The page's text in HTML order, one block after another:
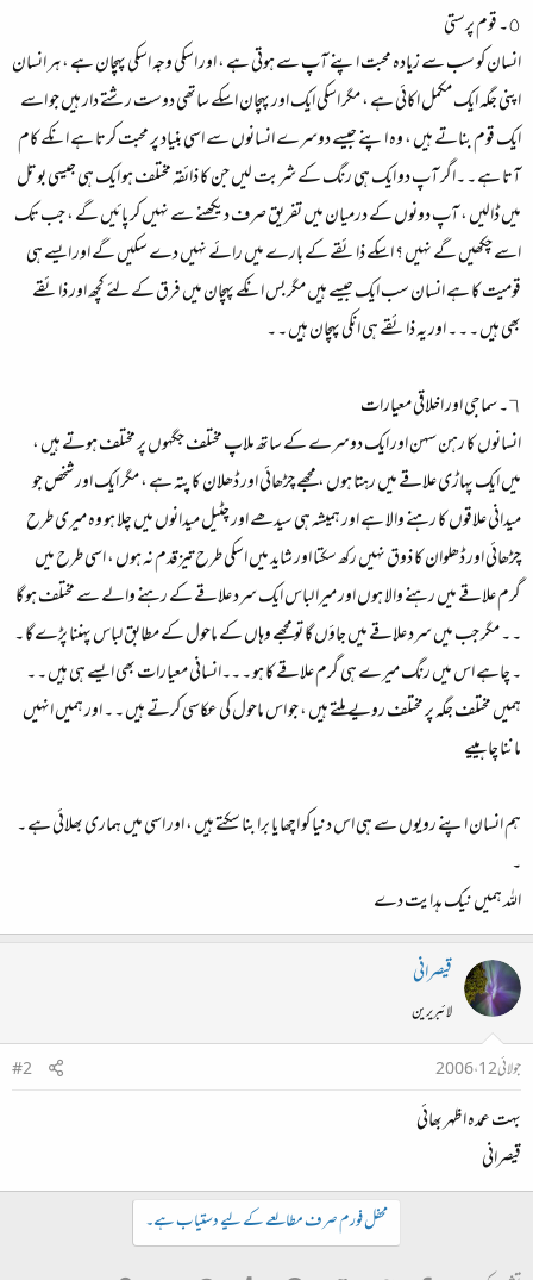
٥۔ قوم پرستی
انسان کو سب سے زیادہ محبت اپنے آپ سے ہوتی ہے ، اور اسکی وجہ اسکی پہچان ہے ، ہر انسان
اپنی جگہ ایک مکمل اکائی ہے ، مگر اسکی ایک اور پہچان اسکے ساتھی دوست رشتے دار ہیں جو اسے
ایک قوم بناتے ہیں ، وہ اپنے جیسے دوسرے انسانوں سے اسی بنیاد پر محبت کرتا ہے انکے کام
آتا ہے ۔ ۔اگر آپ دو ایک ہی رنگ کے شربت لیں جن کا ذائقہ مختلف ہو ایک ہی جیسی بوتل
میں ڈالیں ، آپ دونوں کے درمیان میں تفریق صرف دیکھنے سے نہیں کر پائیں گے ، جب تک
اسے چکھیں گے نہیں ؟ اسکے ذائقے کے بارے میں رائے نہیں دے سکیں گے اور ایسے ہی
قومیت کا ہے انسان سب ایک جیسے ہیں مگر بس انکے پہچان میں فرق کے لئے کچھ اور ذائقے
بھی ہیں ۔ ۔ ۔ اور یہ ذائقے ہی انکی پہچان ہیں ۔ ۔
٦۔ سماجی اور اخلاقی معیارات
انسانوں کا رہن سہن اور ایک دوسرے کے ساتھ ملاپ مختلف جگہوں پر مختلف ہوتے ہیں ،
میں ایک پہاڑی علاقے میں رہتا ہوں ، مجھے چڑھائی اور ڈھلان کا پتہ ہے ، مگر ایک اور شخص جو
میدانی علاقوں کا رہنے والا ہے اور ہمیشہ ہی سیدھے اور چٹیل میدانوں میں چلا ہو وہ میری طرح
چڑھائی اور ڈھلوان کا ذوق نہیں رکھ سکتا اور شاید میں اسکی طرح تیز قدم نہ ہوں ، اسی طرح میں
گرم علاقے میں رہنے والا ہوں اور میرا لباس ایک سرد علاقے کے رہنے والے سے مختلف ہو گا
۔ ۔ مگر جب میں سرد علاقے میں جاؤں گا تو مجھے وہاں کے ماحول کے مطابق لباس پہننا پڑے گا ۔
۔ چاہے اس میں رنگ میرے ہی گرم علاقے کا ہو ۔ ۔۔انسانی معیارات بھی ایسے ہی ہیں ۔ ۔
ہمیں مختلف جگہ پر مختلف رویے ملتے ہیں ، جو اس ماحول کی عکاسی کرتے ہیں ۔ ۔ اور ہمیں انہیں
ماننا چاہییے
ہم انسان اپنے رویوں سے ہی اس دنیا کو اچھا یا برا بنا سکتے ہیں ، اور اسی میں ہماری بھلائی ہے ۔
۔
اللہ ہمیں نیک ہدایت دے
قیصرانی
لائبریرین
جولائی 12، 2006
#2
بہت عمدہ اظہر بھائی
قیصرانی
محفل فورم صرف مطالعے کے لیے دستیاب ہے۔